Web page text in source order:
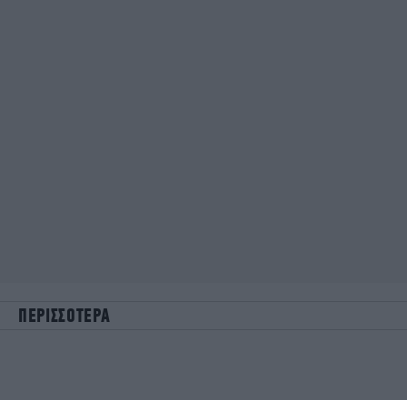
ΠΕΡΙΣΣΟΤΕΡΑ